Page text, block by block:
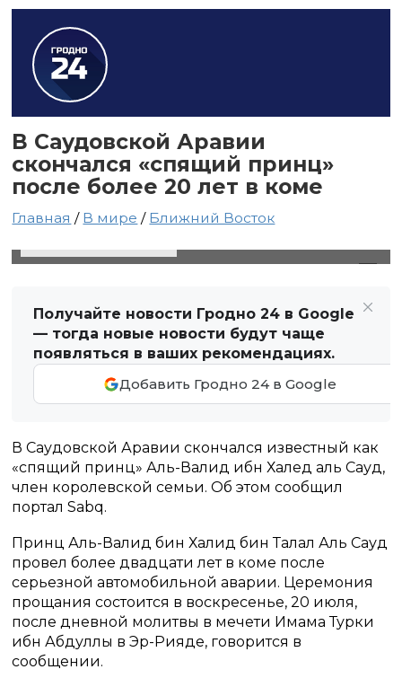
В Саудовской Аравии
скончался «спящий принц»
после более 20 лет в коме
Главная / В мире / Ближний Восток
Получайте новости Гродно 24 в Google
— тогда новые новости будут чаще
появляться в ваших рекомендациях.
Добавить Гродно 24 в Google
В Саудовской Аравии скончался известный как
«спящий принц» Аль-Валид ибн Халед аль Сауд,
член королевской семьи. Об этом сообщил
портал Sabq.
Принц Аль-Валид бин Халид бин Талал Аль Сауд
провел более двадцати лет в коме после
серьезной автомобильной аварии. Церемония
прощания состоится в воскресенье, 20 июля,
после дневной молитвы в мечети Имама Турки
ибн Абдуллы в Эр-Рияде, говорится в
сообщении.